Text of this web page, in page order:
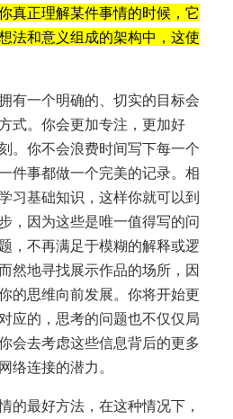
真正理解某件事情的时候，它
法和意义组成的架构中，这使
有一个明确的、切实的目标会
式。你会更加专注，更加好
。你不会浪费时间写下每一个
件事都做一个完美的记录。相
习基础知识，这样你就可以到
，因为这些是唯一值得写的问
，不再满足于模糊的解释或逻
然地寻找展示作品的场所，因
的思维向前发展。你将开始更
应的，思考的问题也不仅仅局
会去考虑这些信息背后的更多
络连接的潜力。
的最好方法，在这种情况下，